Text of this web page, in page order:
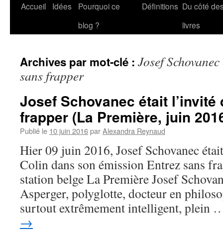
Accueil Idées
Pourquoi ce
blog ?
Définitions Du côté
livres
Archives par mot-clé : Josef
sans frapper
Josef Schovanec était l’invité
frapper (La Première, juin
Publié le 10 juin 2016parAlexandra Reynaud
Hier 09 juin 2016, Josef Schovanec
Colin dans son émission Entrez sans
station belge La Première Josef
Asperger, polyglotte, docteur en
surtout extrêmement intelligent, plein
→